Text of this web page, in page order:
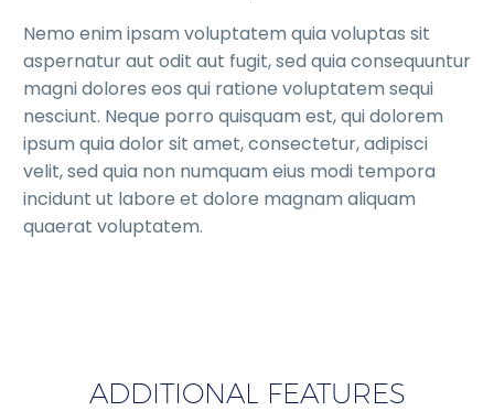
Nemo enim ipsam voluptatem quia voluptas sit
aspernatur aut odit aut fugit, sed quia consequuntur
magni dolores eos qui ratione voluptatem sequi
nesciunt. Neque porro quisquam est, qui dolorem
ipsum quia dolor sit amet, consectetur, adipisci
velit, sed quia non numquam eius modi tempora
incidunt ut labore et dolore magnam aliquam
quaerat voluptatem.
ADDITIONAL FEATURES